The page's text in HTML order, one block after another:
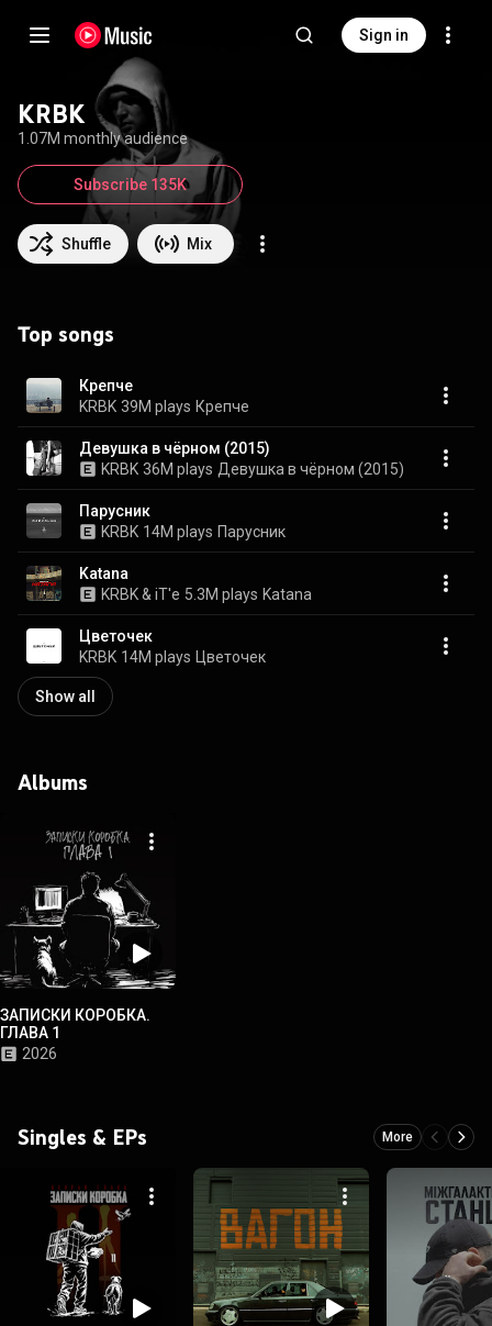
Sign in
KRBK
1.07M monthly audience
Shuffle Mix
Subscribe 135K
Top songs
Крепче
KRBK 39M plays Крепче
Девушка в чёрном (2015)
KRBK 36M plays Девушка в чёрном (2015)
Парусник
KRBK 14M plays Парусник
Katana
KRBK & iT'e 5.3M plays Katana
Цветочек
KRBK 14M plays Цветочек
Show all
Albums
ЗАПИСКИ КОРОБКА.
ГЛАВА 1
2026
Singles & EPs More